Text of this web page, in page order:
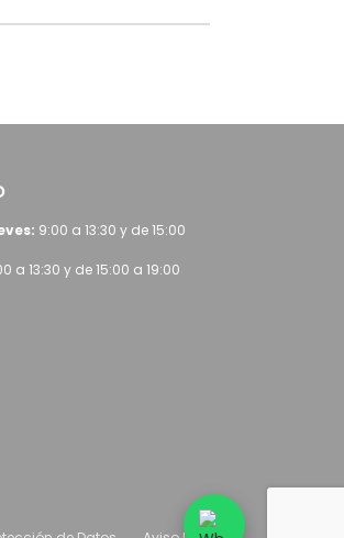
9:00 a 13:30 y de 15:00
a 13:30 y de 15:00 a 19:00